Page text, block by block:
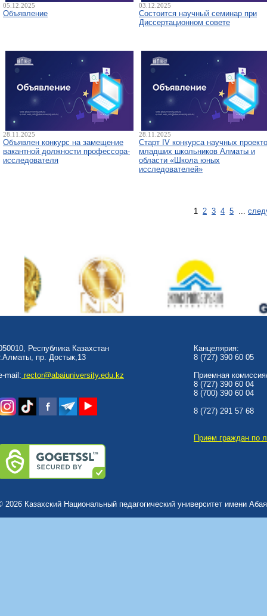
05.12.2025
Объявление
03.12.2025
Состоится научный семинар при
Диссертационном совете
28.11.2025
Объявлен конкурс на замещение
вакантной должности профессора-
исследователя
28.11.2025
Старт IV конкурса научных
младших школьников Алматы и
области «Школа юных
исследователей»
1 2 3 4 5 ...
Республика Казахстан
пр. Достык,13
mail: rector@abaiuniversity.edu.kz
Канцелярия:
8 (727) 390 60 05
Приемная
8 (727) 390 60 04
8 (700) 390 60 04
8 (727) 291 57 68
Прием граждан по
2026 Казахский Национальный педагогический университет имени Абая